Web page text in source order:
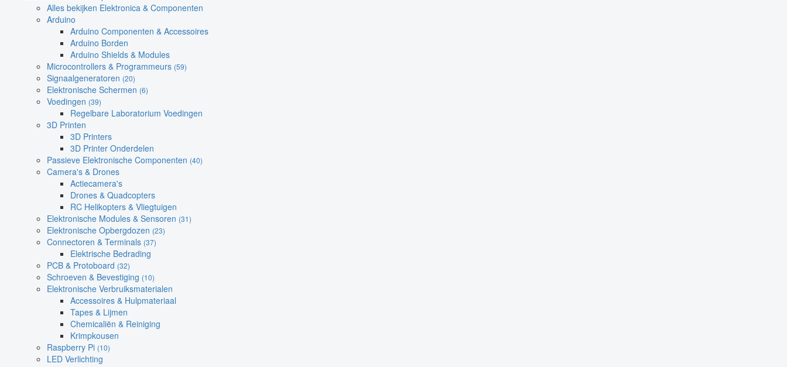
Alles bekijken Elektronica & Componenten
Arduino
Arduino Componenten & Accessoires
Arduino Borden
Arduino Shields & Modules
Microcontrollers & Programmeurs (59)
Signaalgeneratoren (20)
Elektronische Schermen (6)
Voedingen (39)
Regelbare Laboratorium Voedingen
3D Printen
3D Printers
3D Printer Onderdelen
Passieve Elektronische Componenten (40)
Camera's & Drones
Actiecamera's
Drones & Quadcopters
RC Helikopters & Vliegtuigen
Elektronische Modules & Sensoren (31)
Elektronische Opbergdozen (23)
Connectoren & Terminals (37)
Elektrische Bedrading
PCB & Protoboard (32)
Schroeven & Bevestiging (10)
Elektronische Verbruiksmaterialen
Accessoires & Hulpmateriaal
Tapes & Lijmen
Chemicaliën & Reiniging
Krimpkousen
Raspberry Pi (10)
LED Verlichting